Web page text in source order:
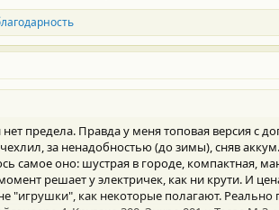
предела. Правда у меня топовая версия с
за ненадобностью (до зимы), сняв аккум.
самое оно: шустрая в городе, компактная,
решает у электричек, как ни крути. И
"игрушки", как некоторые полагают.